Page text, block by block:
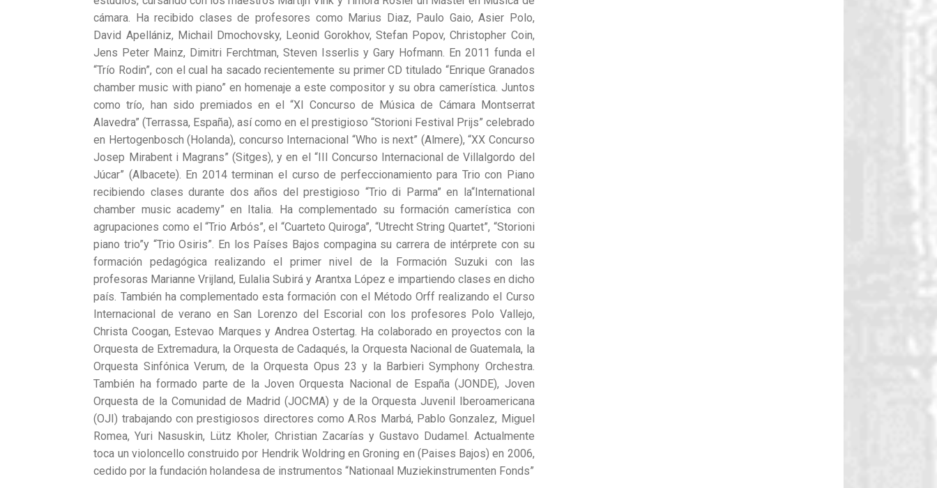
cámara. Ha recibido clases de profesores como Marius Diaz, Paulo Gaio, Asier Polo,
David Apellániz, Michail Dmochovsky, Leonid Gorokhov, Stefan Popov, Christopher Coin,
Jens Peter Mainz, Dimitri Ferchtman, Steven Isserlis y Gary Hofmann. En 2011 funda el
“Trío Rodin”, con el cual ha sacado recientemente su primer CD titulado “Enrique Granados
chamber music with piano” en homenaje a este compositor y su obra camerística. Juntos
como trío, han sido premiados en el “XI Concurso de Música de Cámara Montserrat
Alavedra” (Terrassa, España), así como en el prestigioso “Storioni Festival Prijs” celebrado
en Hertogenbosch (Holanda), concurso Internacional “Who is next” (Almere), “XX Concurso
Josep Mirabent i Magrans” (Sitges), y en el “III Concurso Internacional de Villalgordo del
Júcar” (Albacete). En 2014 terminan el curso de perfeccionamiento para Trio con Piano
recibiendo clases durante dos años del prestigioso “Trio di Parma” en la“International
chamber music academy” en Italia. Ha complementado su formación camerística con
agrupaciones como el “Trio Arbós”, el “Cuarteto Quiroga”, “Utrecht String Quartet”, “Storioni
piano trio”y “Trio Osiris”. En los Países Bajos compagina su carrera de intérprete con su
formación pedagógica realizando el primer nivel de la Formación Suzuki con las
profesoras Marianne Vrijland, Eulalia Subirá y Arantxa López e impartiendo clases en dicho
país. También ha complementado esta formación con el Método Orff realizando el Curso
Internacional de verano en San Lorenzo del Escorial con los profesores Polo Vallejo,
Christa Coogan, Estevao Marques y Andrea Ostertag. Ha colaborado en proyectos con la
Orquesta de Extremadura, la Orquesta de Cadaqués, la Orquesta Nacional de Guatemala, la
Orquesta Sinfónica Verum, de la Orquesta Opus 23 y la Barbieri Symphony Orchestra.
También ha formado parte de la Joven Orquesta Nacional de España (JONDE), Joven
Orquesta de la Comunidad de Madrid (JOCMA) y de la Orquesta Juvenil Iberoamericana
(OJI) trabajando con prestigiosos directores como A.Ros Marbá, Pablo Gonzalez, Miguel
Romea, Yuri Nasuskin, Lütz Kholer, Christian Zacarías y Gustavo Dudamel. Actualmente
toca un violoncello construido por Hendrik Woldring en Groning en (Paises Bajos) en 2006,
cedido por la fundación holandesa de instrumentos “Nationaal Muziekinstrumenten Fonds”